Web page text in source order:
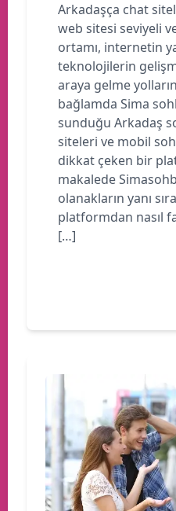
Arkadaşça chat
web sitesi seviyeli
ortamı, internetin
teknolojilerin
araya gelme
bağlamda Sima
sunduğu Arkadaş
siteleri ve mobil
dikkat çeken bir
makalede
olanakların yanı
platformdan nasıl
[…]